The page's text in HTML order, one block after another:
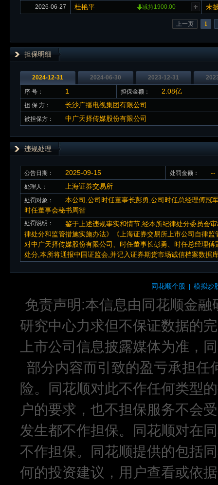
2026-06-27 杜艳平 减持1900.00 未
上一页 1
担保明细
2024-12-31 2024-06-30 2023-12-31
序 号： 1 担保金额： 2.08亿
担 保 方： 长沙广播电视集团有限公司
被担保方： 中广天择传媒股份有限公司
违规处理
公告日期： 2025-09-15 处罚金额： --
处理人： 上海证券交易所
处罚对象：
本公司,公司时任董事长彭勇,公司时任总经理傅冠
时任董事会秘书周智
处罚说明：
鉴于上述违规事实和情节,经本所纪律处分委员会
律处分和监管措施实施办法》《上海证券交易所上市公司自律
对中广天择传媒股份有限公司、时任董事长彭勇、时任总经理
处分,本所将通报中国证监会,并记入证券期货市场诚信档案数据
同花顺个股 模拟炒
免责声明:本信息由同花顺金
研究中心力求但不保证数据的
上市公司信息披露媒体为准，
部分内容而引致的盈亏承担任
险。同花顺对此不作任何类型
户的要求，也不担保服务不会
发生都不作担保。同花顺对在
不作担保。同花顺提供的包括
何的投资建议，用户查看或依